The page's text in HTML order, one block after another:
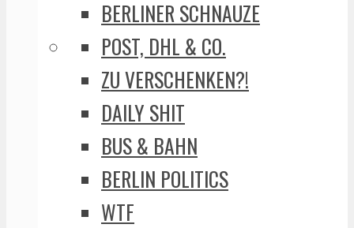
BERLINER SCHNAUZE
POST, DHL & CO.
ZU VERSCHENKEN?!
DAILY SHIT
BUS & BAHN
BERLIN POLITICS
WTF